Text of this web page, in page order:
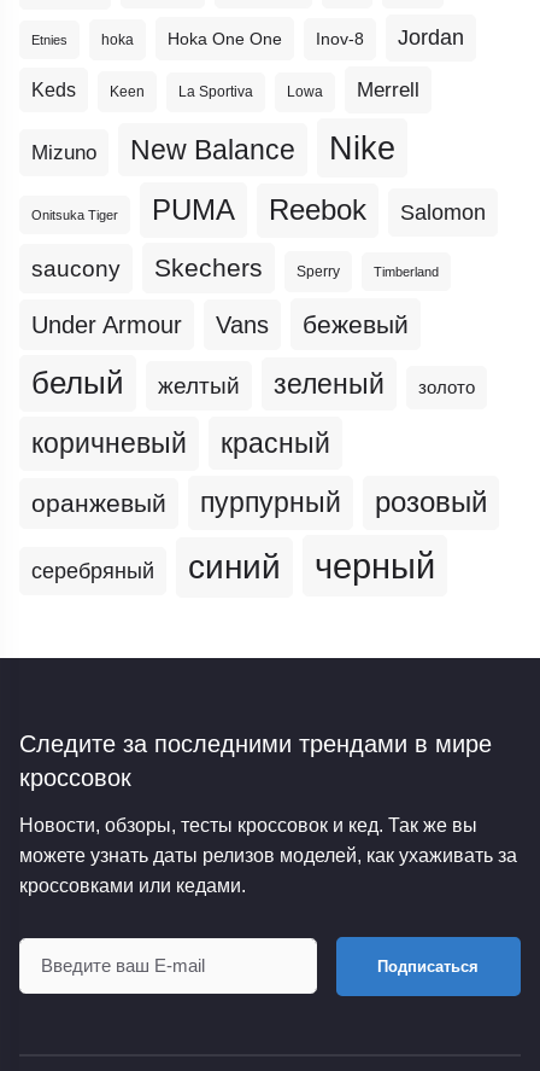
Etnies hoka Hoka One One Inov-8 Jordan
Keds Keen La Sportiva Lowa Merrell
Mizuno New Balance Nike
Onitsuka Tiger PUMA Reebok Salomon
saucony Skechers Sperry Timberland
Under Armour Vans бежевый
белый желтый зеленый золото
коричневый красный
оранжевый пурпурный розовый
серебряный синий черный
Следите за последними трендами в мире
кроссовок
Новости, обзоры, тесты кроссовок и кед. Так же вы
можете узнать даты релизов моделей, как ухаживать за
кроссовками или кедами.
Подписаться